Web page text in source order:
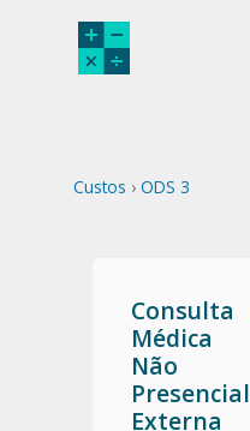
Custos › ODS 3
Consulta
Médica
Não
Presencial
Externa